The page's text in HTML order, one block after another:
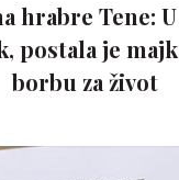
hrabre Tene:
postala je
borbu za život